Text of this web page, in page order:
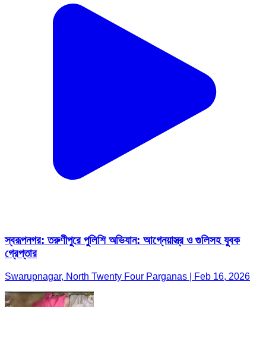
স্বরূপনগর: তরুণীপুরে পুলিশি অভিযান: আগ্নেয়াস্ত্র ও গুলিসহ যুবক
গ্রেপ্তার
Swarupnagar, North Twenty Four Parganas | Feb 16, 2026